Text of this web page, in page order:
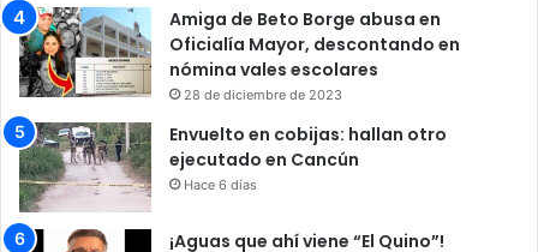
Amiga de Beto Borge abusa en
Oficialía Mayor, descontando en
nómina vales escolares
28 de diciembre de 2023
Envuelto en cobijas: hallan otro
ejecutado en Cancún
Hace 6 días
¡Aguas que ahí viene “El Quino”!